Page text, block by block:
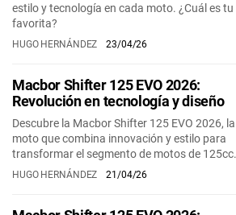
estilo y tecnología en cada moto. ¿Cuál es tu
favorita?
HUGO HERNÁNDEZ 23/04/26
Macbor Shifter 125 EVO 2026:
Revolución en tecnología y diseño
Descubre la Macbor Shifter 125 EVO 2026, la
moto que combina innovación y estilo para
transformar el segmento de motos de 125cc.
HUGO HERNÁNDEZ 21/04/26